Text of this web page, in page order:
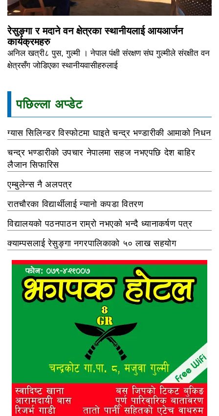
रेसुङ्गा र मदाने वन क्षेत्रका स्थानीयलाई आयआर्जन
कार्यक्रमहरु
अनिल खत्री८ पुस, गुल्मी । नेपाल पंक्षी संरक्षण संघ गुल्मीले संरक्षीत वन
क्षेत्रसँग जोडिएका स्थानीयवासीहरुलाई
पछिल्ला अप्डेट
ग्यास सिलिन्डर विस्फोटमा घाइते चन्द्र भण्डारीकी आमाको निधन
चन्द्र भण्डारीको उपचार नेपालमा सहज नभएपछि देश बाहिर
लैजान सिफारिस
एम्बुलेन्स नै अलपत्र
रातचौरका विद्यार्थीलाई न्यानो कपडा वितरण
विद्यालयको पठनपाठन राम्रो नभएको भन्दै ध्यानाकर्षण पत्र
क्याम्पसलाई रेसुङ्गा नगरपालिकाको ५० लाख सहयोग